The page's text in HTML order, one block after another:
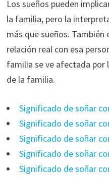
Los sueños pueden
la familia, pero la
más que sueños. También
relación real con esa
familia se ve afectada por
de la familia.
Significado de soñar
Significado de soñar
Significado de soñar
Significado de soñar
Significado de soñar